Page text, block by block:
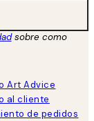
sobre como
Art Advice
al cliente
de pedidos